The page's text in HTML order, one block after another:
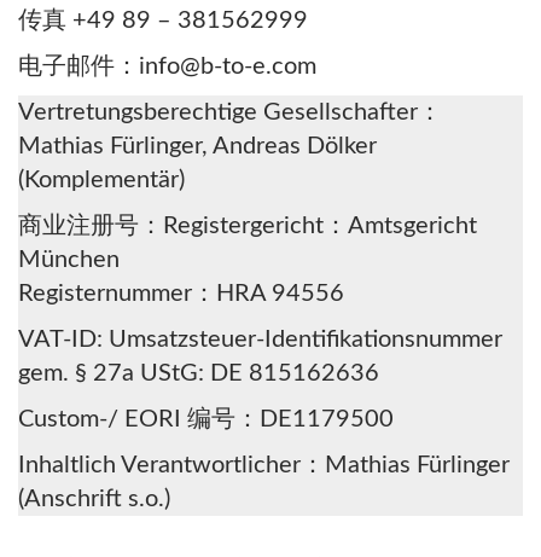
传真 +49 89 – 381562999
电子邮件：info@b-to-e.com
Vertretungsberechtige Gesellschafter：
Mathias Fürlinger, Andreas Dölker
(Komplementär)
商业注册号：Registergericht：Amtsgericht
München
Registernummer：HRA 94556
VAT-ID: Umsatzsteuer-Identifikationsnummer
gem. § 27a UStG: DE 815162636
Custom-/ EORI 编号：DE1179500
Inhaltlich Verantwortlicher：Mathias Fürlinger
(Anschrift s.o.)